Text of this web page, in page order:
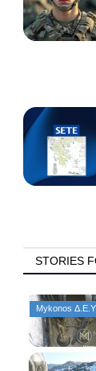
STORIES
Mykonos